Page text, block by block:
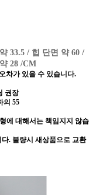
33.5 / 힙 단면 약 60 /
28 /CM
차가 있을 수 있습니다.
권장
의 55
에 대해서는 책임지지 않습
. 불량시 새상품으로 교환